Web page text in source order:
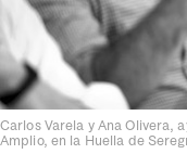
Carlos Varela y Ana Olivera,
Amplio, en la Huella de